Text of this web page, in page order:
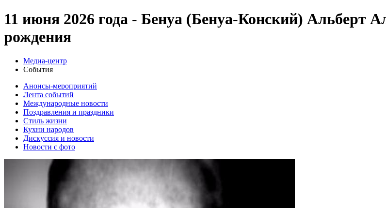
11 июня 2026 года - Бенуа (Бенуа-Конский) Альберт
рождения
Медиа-центр
События
Анонсы-мероприятий
Лента событий
Международные новости
Поздравления и праздники
Cтиль жизни
Кухни народов
Дискуссия и новости
Новости с фото